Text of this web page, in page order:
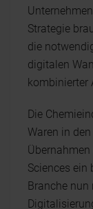
Strategie
die
digitalen
kombinierter
Die
Waren in
Sciences ein
Branche